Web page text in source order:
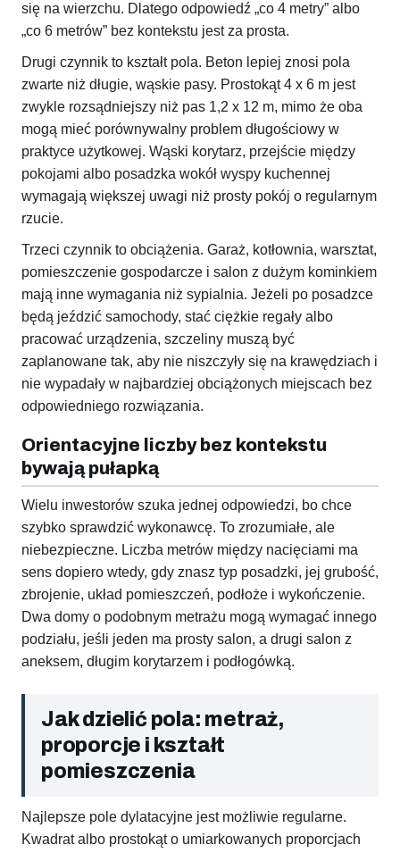
się na wierzchu. Dlatego odpowiedź „co 4 metry” albo
„co 6 metrów” bez kontekstu jest za prosta.
Drugi czynnik to kształt pola. Beton lepiej znosi pola
zwarte niż długie, wąskie pasy. Prostokąt 4 x 6 m jest
zwykle rozsądniejszy niż pas 1,2 x 12 m, mimo że oba
mogą mieć porównywalny problem długościowy w
praktyce użytkowej. Wąski korytarz, przejście między
pokojami albo posadzka wokół wyspy kuchennej
wymagają większej uwagi niż prosty pokój o regularnym
rzucie.
Trzeci czynnik to obciążenia. Garaż, kotłownia, warsztat,
pomieszczenie gospodarcze i salon z dużym kominkiem
mają inne wymagania niż sypialnia. Jeżeli po posadzce
będą jeździć samochody, stać ciężkie regały albo
pracować urządzenia, szczeliny muszą być
zaplanowane tak, aby nie niszczyły się na krawędziach i
nie wypadały w najbardziej obciążonych miejscach bez
odpowiedniego rozwiązania.
Orientacyjne liczby bez kontekstu
bywają pułapką
Wielu inwestorów szuka jednej odpowiedzi, bo chce
szybko sprawdzić wykonawcę. To zrozumiałe, ale
niebezpieczne. Liczba metrów między nacięciami ma
sens dopiero wtedy, gdy znasz typ posadzki, jej grubość,
zbrojenie, układ pomieszczeń, podłoże i wykończenie.
Dwa domy o podobnym metrażu mogą wymagać innego
podziału, jeśli jeden ma prosty salon, a drugi salon z
aneksem, długim korytarzem i podłogówką.
Jak dzielić pola: metraż,
proporcje i kształt
pomieszczenia
Najlepsze pole dylatacyjne jest możliwie regularne.
Kwadrat albo prostokąt o umiarkowanych proporcjach